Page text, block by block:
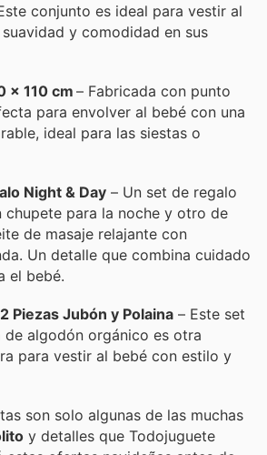
conjunto es ideal para vestir al
y comodidad en sus
x 110 cm– Fabricada con punto
para envolver al bebé con una
ideal para las siestas o
Night & Day – Un set de regalo
chupete para la noche y otro de
de masaje relajante con
Un detalle que combina cuidado
el bebé.
Piezas Jubón y Polaina – Este set
de algodón orgánico es otra
para vestir al bebé con estilo y
son solo algunas de las muchas
y detalles que Todojuguete